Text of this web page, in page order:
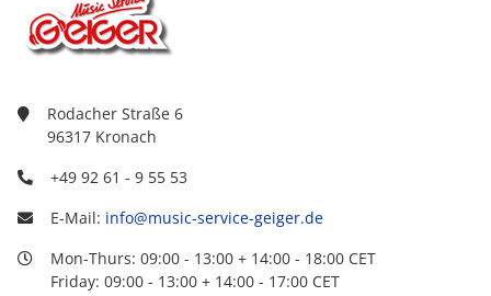
Rodacher Straße 6
96317 Kronach
+49 92 61 - 9 55 53
E-Mail: info@music-service-geiger.de
Mon-Thurs: 09:00 - 13:00 + 14:00 - 18:00 CET
Friday: 09:00 - 13:00 + 14:00 - 17:00 CET